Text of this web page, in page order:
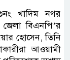
খাদিম নগর
বিএনপি’র
হোসেন, তিনি
আওয়ামী